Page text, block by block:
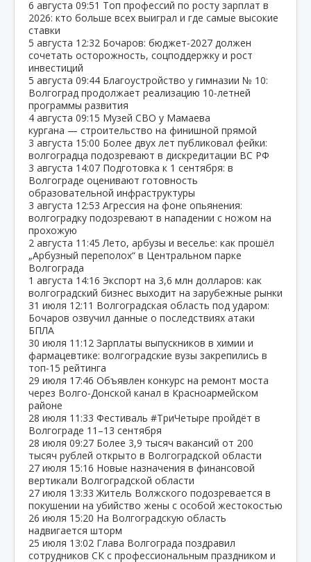
6 августа 09:51 Топ профессий по росту зарплат в
2026: кто больше всех выиграл и где самые высокие
ставки
5 августа 12:32 Бочаров: бюджет‑2027 должен
сочетать осторожность, соцподдержку и рост
инвестиций
5 августа 09:44 Благоустройство у гимназии № 10:
Волгоград продолжает реализацию 10‑летней
программы развития
4 августа 09:15 Музей СВО у Мамаева
кургана — строительство на финишной прямой
3 августа 15:00 Более двух лет публиковал фейки:
волгоградца подозревают в дискредитации ВС РФ
3 августа 14:07 Подготовка к 1 сентября: в
Волгограде оценивают готовность
образовательной инфраструктуры
3 августа 12:53 Агрессия на фоне опьянения:
волгоградку подозревают в нападении с ножом на
прохожую
2 августа 11:45 Лето, арбузы и веселье: как прошёл
„Арбузный переполох“ в Центральном парке
Волгограда
1 августа 14:16 Экспорт на 3,6 млн долларов: как
волгоградский бизнес выходит на зарубежные рынки
31 июля 12:11 Волгоградская область под ударом:
Бочаров озвучил данные о последствиях атаки
БПЛА
30 июля 11:12 Зарплаты выпускников в химии и
фармацевтике: волгоградские вузы закрепились в
топ‑15 рейтинга
29 июля 17:46 Объявлен конкурс на ремонт моста
через Волго‑Донской канал в Красноармейском
районе
28 июля 11:33 Фестиваль #ТриЧетыре пройдёт в
Волгограде 11–13 сентября
28 июля 09:27 Более 3,9 тысяч вакансий от 200
тысяч рублей открыто в Волгоградской области
27 июля 15:16 Новые назначения в финансовой
вертикали Волгоградской области
27 июля 13:33 Житель Волжского подозревается в
покушении на убийство жены с особой жестокостью
26 июля 15:20 На Волгоградскую область
надвигается шторм
25 июля 13:02 Глава Волгограда поздравил
сотрудников СК с профессиональным праздником и